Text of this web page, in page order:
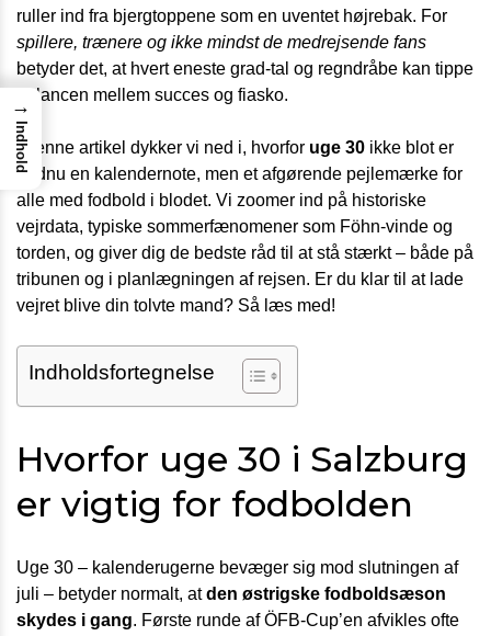
ruller ind fra bjergtoppene som en uventet højrebak. For
spillere, trænere og ikke mindst de medrejsende fans
betyder det, at hvert eneste grad-tal og regndråbe kan tippe
balancen mellem succes og fiasko.
I denne artikel dykker vi ned i, hvorfor uge 30 ikke blot er
endnu en kalendernote, men et afgørende pejlemærke for
alle med fodbold i blodet. Vi zoomer ind på historiske
vejrdata, typiske sommerfænomener som Föhn-vinde og
torden, og giver dig de bedste råd til at stå stærkt – både på
tribunen og i planlægningen af rejsen. Er du klar til at lade
vejret blive din tolvte mand? Så læs med!
Indholdsfortegnelse
Hvorfor uge 30 i Salzburg
er vigtig for fodbolden
Uge 30 – kalenderugerne bevæger sig mod slutningen af
juli – betyder normalt, atden østrigske fodboldsæson
skydes i gang. Første runde af ÖFB-Cup’en afvikles ofte
→
Indhold